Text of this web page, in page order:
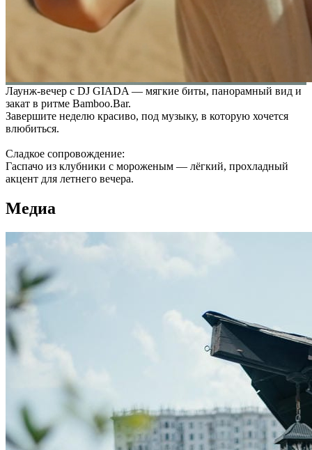
Лаунж-вечер с DJ GIADA — мягкие биты, панорамный вид и
закат в ритме Bamboo.Bar.
Завершите неделю красиво, под музыку, в которую хочется
влюбиться.
Сладкое сопровождение:
Гаспачо из клубники с мороженым — лёгкий, прохладный
акцент для летнего вечера.
Медиа